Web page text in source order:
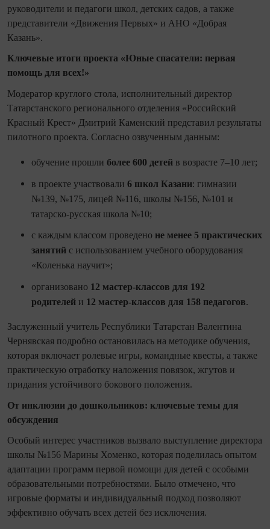
руководители и педагоги школ, детских садов, а также
представители «Движения Первых» и АНО «Добрая
Казань».
Ключевые итоги проекта «Юные спасатели: первая
помощь для всех!»
Модератор круглого стола, исполнительный директор
Татарстанского регионального отделения «Российский
Красный Крест» Дмитрий Каменский представил результаты
пилотного проекта. Согласно озвученным данным:
обучение прошли более 600 детей в возрасте 7–10 лет;
в проекте участвовали 6 школ Казани: гимназии
№139, №175, лицей №116, школы №156, №101 и
татарско-русская школа №10;
с каждым классом проведено не менее 5 практических
занятий с использованием учебного оборудования
«Коленька научит»;
организовано 12 мастер-классов для 192
родителей и 12 мастер-классов для 158 педагогов.
Заслуженный учитель Республики Татарстан Валентина
Чернявская подробно остановилась на методике обучения,
которая включает ролевые игры, командные квесты, а также
практическую отработку наложения повязок, жгутов и
придания устойчивого бокового положения.
От инклюзии до дошкольников: ключевые темы для
обсуждения
Особый интерес участников вызвало выступление директора
школы №156 Марины Хоменко, которая поделилась опытом
адаптации программ первой помощи для детей с особыми
образовательными потребностями. Было отмечено, что
игровые форматы и индивидуальный подход позволяют
эффективно обучать всех детей без исключения.